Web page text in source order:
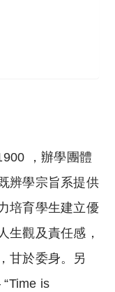
，辦學團體
辨學宗旨系提供
培育學生建立優
生觀及責任感，
甘於委身。另
is